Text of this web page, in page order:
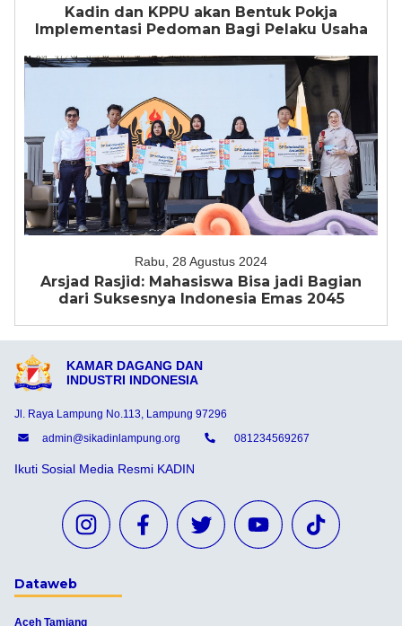
Kadin dan KPPU akan Bentuk Pokja
Implementasi Pedoman Bagi Pelaku Usaha
Rabu, 28 Agustus 2024
Arsjad Rasjid: Mahasiswa Bisa jadi Bagian
dari Suksesnya Indonesia Emas 2045
KAMAR DAGANG DAN
INDUSTRI INDONESIA
Jl. Raya Lampung No.113, Lampung 97296
admin@sikadinlampung.org
081234569267
Ikuti Sosial Media Resmi KADIN
Dataweb
Aceh Tamiang